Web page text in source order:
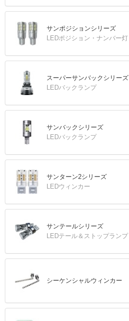
サンポジションシリーズ
LEDポジション・ナンバー灯
スーパーサンバックシリーズ
LEDバックランプ
サンバックシリーズ
LEDバックランプ
サンターン2シリーズ
LEDウィンカー
サンテールシリーズ
LEDテール＆ストップランプ
シーケンシャルウィンカー